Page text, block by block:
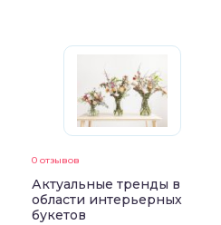
0 отзывов
Актуальные тренды в
области интерьерных
букетов